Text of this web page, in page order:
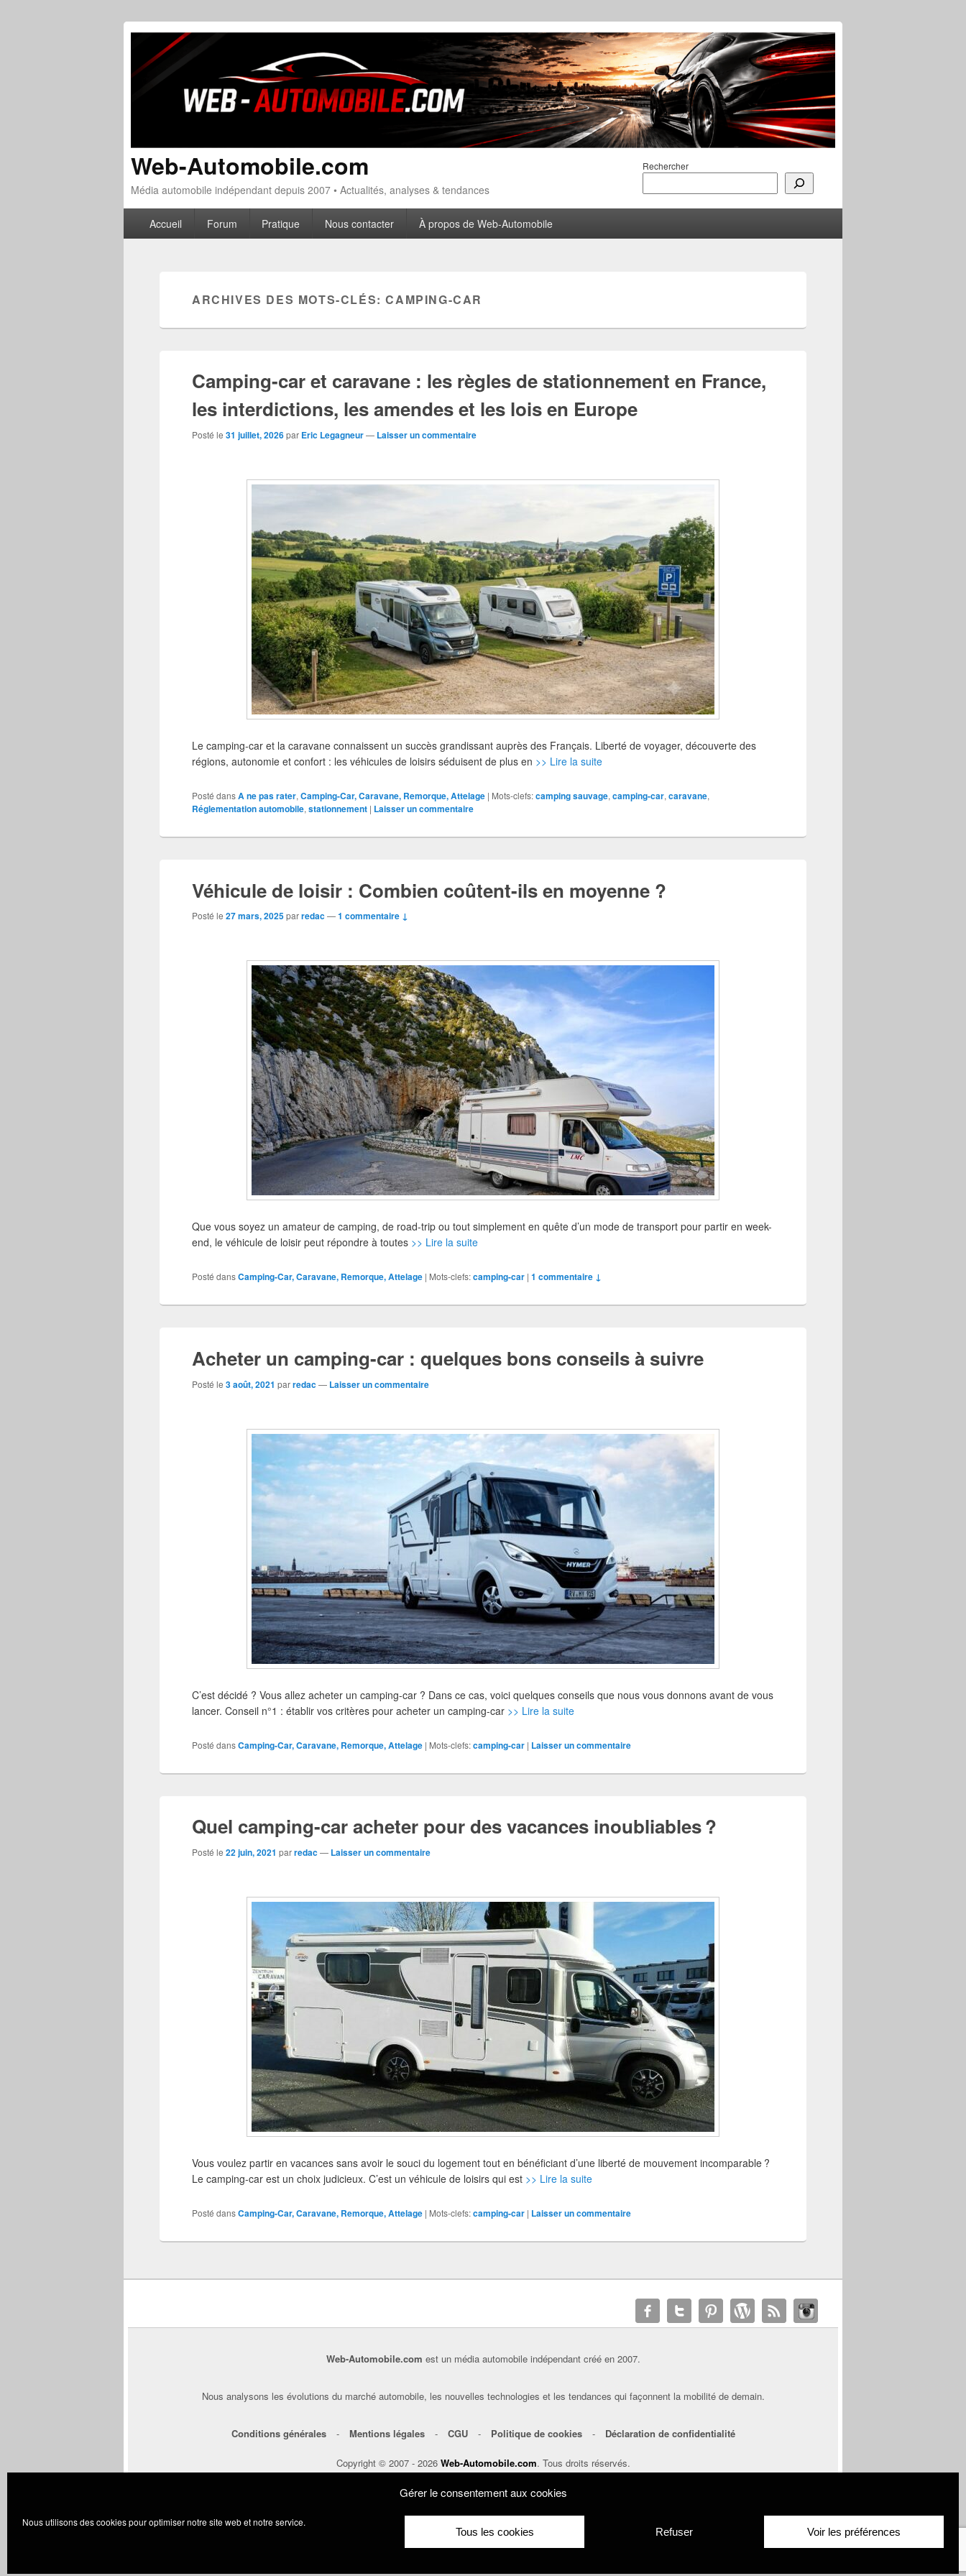
Gérer le consentement aux cookies
Nous utilisons des cookies pour optimiser notre site web et notre service.
Tous les cookies Refuser Voir les préférences
Rechercher
Web-Automobile.com
Média automobile indépendant depuis 2007 • Actualités, analyses & tendances
Menu principal
Aller au contenu principal
Aller au contenu secondaire
Accueil Forum Pratique Nous contacter À propos de Web-Automobile
ARCHIVES DES MOTS-CLÉS:CAMPING-CAR
Camping-car et caravane : les règles de stationnement en France,
les interdictions, les amendes et les lois en Europe
Posté le 31 juillet, 2026par Eric Legagneur— Laisser un commentaire
Le camping-car et la caravane connaissent un succès grandissant auprès des Français. Liberté de voyager, découverte des
régions, autonomie et confort : les véhicules de loisirs séduisent de plus en >> Lire la suite
Posté dansA ne pas rater, Camping-Car, Caravane, Remorque, Attelage | Mots-clefs:camping sauvage, camping-car, caravane,
Réglementation automobile, stationnement | Laisser un commentaire
Véhicule de loisir : Combien coûtent-ils en moyenne ?
Posté le 27 mars, 2025parredac—1 commentaire ↓
Que vous soyez un amateur de camping, de road-trip ou tout simplement en quête d’un mode de transport pour partir en week-
end, le véhicule de loisir peut répondre à toutes >> Lire la suite
Posté dansCamping-Car, Caravane, Remorque, Attelage | Mots-clefs:camping-car | 1 commentaire ↓
Acheter un camping-car : quelques bons conseils à suivre
Posté le 3 août, 2021 parredac— Laisser un commentaire
C’est décidé ? Vous allez acheter un camping-car ? Dans ce cas, voici quelques conseils que nous vous donnons avant de vous
lancer. Conseil n°1 : établir vos critères pour acheter un camping-car >> Lire la suite
Posté dansCamping-Car, Caravane, Remorque, Attelage | Mots-clefs:camping-car | Laisser un commentaire
Quel camping-car acheter pour des vacances inoubliables ?
Posté le 22 juin, 2021 parredac— Laisser un commentaire
Vous voulez partir en vacances sans avoir le souci du logement tout en bénéficiant d’une liberté de mouvement incomparable ?
Le camping-car est un choix judicieux. C’est un véhicule de loisirs qui est >> Lire la suite
Posté dansCamping-Car, Caravane, Remorque, Attelage | Mots-clefs:camping-car | Laisser un commentaire
Web-Automobile.com est un média automobile indépendant créé en 2007.
Nous analysons les évolutions du marché automobile, les nouvelles technologies et les tendances qui façonnent la mobilité de demain.
Conditions générales - Mentions légales - CGU - Politique de cookies - Déclaration de confidentialité
Copyright © 2007 - 2026 Web-Automobile.com. Tous droits réservés.